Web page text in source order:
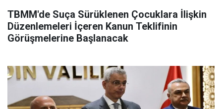
TBMM'de Suça Sürüklenen Çocuklara İlişkin
Düzenlemeleri İçeren Kanun Teklifinin
Görüşmelerine Başlanacak